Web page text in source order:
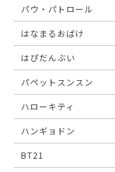
パウ・パトロール
はなまるおばけ
はぴだんぶい
パペットスンスン
ハローキティ
ハンギョドン
BT21